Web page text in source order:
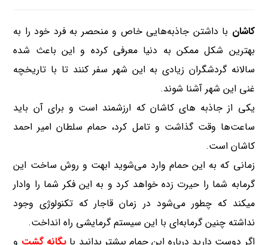
کاشان با داشتن جاذبه‌هایی خاص و منحصر به فرد خود را به
بهترین شکل ممکن به دنیا معرفی کرده و این باعث شده
سالانه گردشگران زیادی به این شهر سفر کنند تا با تاریخچه
غنی این شهر آشنا شوند.
یکی از جاذبه های کاشان که ارزشمند است و برای آن باید
ساعت‌ها وقت گذاشت و تامل کرد، حمام سلطان امیر احمد
کاشان است.
زمانی که به این حمام وارد می‌شوید ابهت و روش ساخت این
گرمابه شما را حیرت زده خواهد کرد و به این فکر شما را وادار
میکند که چطور می‌شود در زمان قاجار که تکنولوژی وجود
نداشته چنین گرمابه‌ای با این سیستم گرمایشی راه انداخت.
اگر دوست دارید درباره این حمام بیشتر بدانید با یگانه گشت و